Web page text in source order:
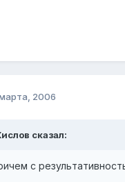
2006
сказал:
с